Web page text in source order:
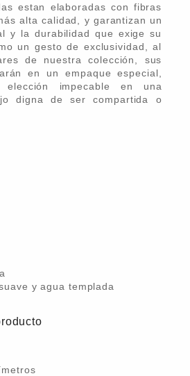
estan elaboradas con fibras
alta calidad, y garantizan un
y la durabilidad que exige su
un gesto de exclusividad, al
de nuestra colección, sus
en un empaque especial,
elección impecable en una
digna de ser compartida o
y agua templada
s